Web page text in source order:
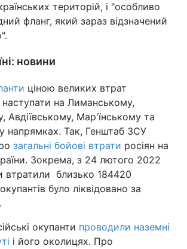
територій, і "особливо
фланг, який зараз відзначений
новини
ціною великих втрат
на Лиманському,
Авдіївському, Мар'їнському та
напрямках. Так, Генштаб ЗСУ
загальні бойові втрати росіян на
Зокрема, з 24 лютого 2022
втратили близько 184420
було ліквідовано за
окупанти проводили наземні
і його околицях. Про